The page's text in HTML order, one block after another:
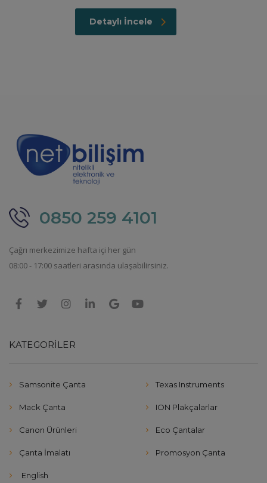
Detaylı İncele
0850 259 4101
Çağrı merkezimize hafta içi her gün
08:00 - 17:00 saatleri arasında ulaşabilirsiniz.
KATEGORILER
Samsonite Çanta Texas Instruments
Mack Çanta ION Plakçalarlar
Canon Ürünleri Eco Çantalar
Çanta İmalatı Promosyon Çanta
English